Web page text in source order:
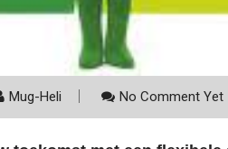
Mug-Heli No Comment Yet